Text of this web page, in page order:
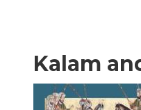
Kalam